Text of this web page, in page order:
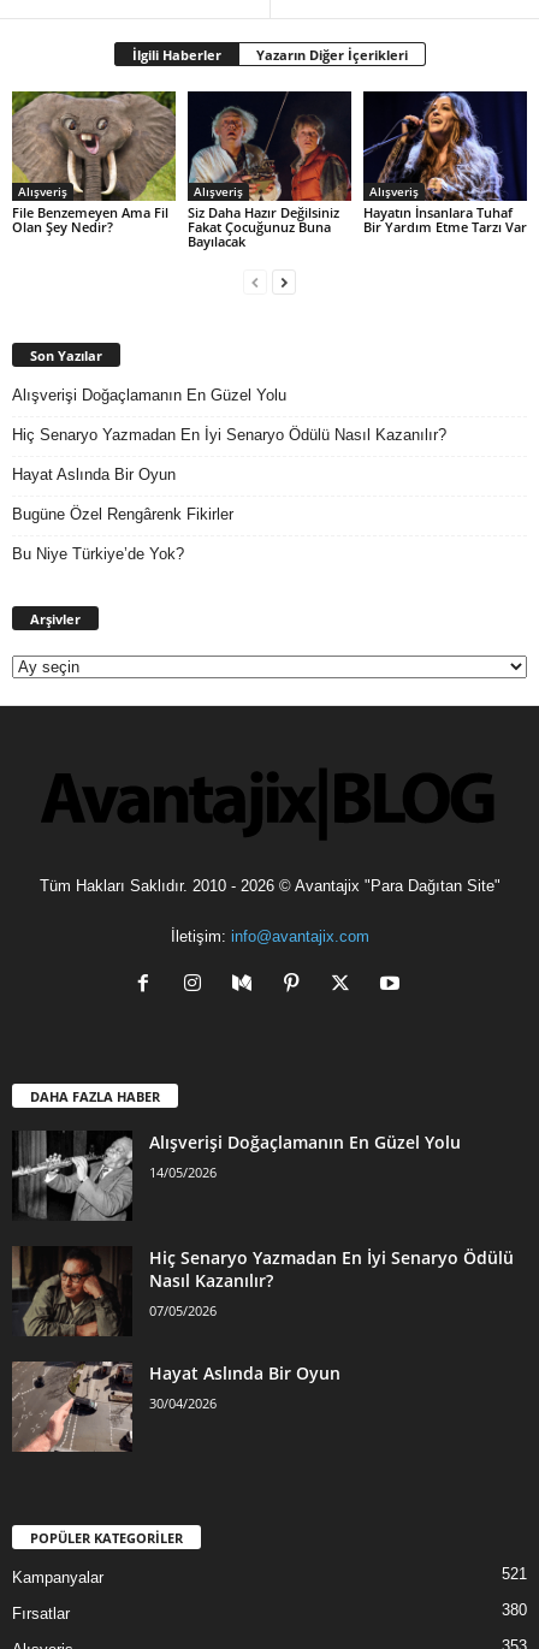
İlgili Haberler Yazarın Diğer İçerikleri
Alışveriş
File Benzemeyen Ama Fil
Olan Şey Nedir?
Alışveriş
Siz Daha Hazır Değilsiniz
Fakat Çocuğunuz Buna
Bayılacak
Alışveriş
Hayatın İnsanlara Tuhaf
Bir Yardım Etme Tarzı Var
Son Yazılar
Alışverişi Doğaçlamanın En Güzel Yolu
Hiç Senaryo Yazmadan En İyi Senaryo Ödülü Nasıl Kazanılır?
Hayat Aslında Bir Oyun
Bugüne Özel Rengârenk Fikirler
Bu Niye Türkiye’de Yok?
Arşivler
Tüm Hakları Saklıdır. 2010 - 2026 © Avantajix "Para Dağıtan Site"
İletişim: info@avantajix.com
DAHA FAZLA HABER
Alışverişi Doğaçlamanın En Güzel Yolu
14/05/2026
Hiç Senaryo Yazmadan En İyi Senaryo Ödülü
Nasıl Kazanılır?
07/05/2026
Hayat Aslında Bir Oyun
30/04/2026
POPÜLER KATEGORİLER
Kampanyalar 521
Fırsatlar 380